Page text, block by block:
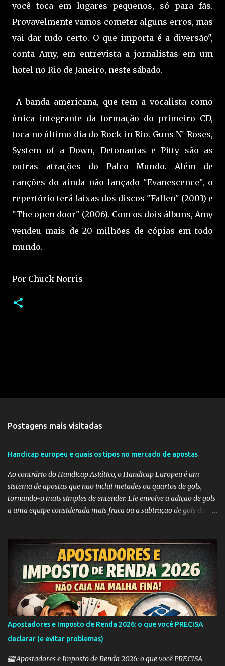
você toca em lugares pequenos, só para fãs.
Provavelmente vamos cometer alguns erros, mas
vai dar tudo certo. O que importa é a diversão",
conta Amy, em entrevista a jornalistas em um
hotel no Rio de Janeiro, neste sábado.
A banda americana, que tem a vocalista como
única integrante da formação do primeiro CD,
toca no último dia do Rock in Rio. Guns N' Roses,
System of a Down, Detonautas e Pitty são as
outras atrações do Palco Mundo. Além de
canções do ainda não lançado "Evanescence", o
repertório terá faixas dos discos "Fallen" (2003) e
"The open door" (2006). Com os dois álbuns, Amy
vendeu mais de 20 milhões de cópias em todo
mundo.
Por Chuck Norris
o
s
Postagens mais visitadas
Handicap europeu e quais os tipos no mercado de apostas
Ao contrário do Handicap Asiático, o Handicap Europeu é um
sistema de apostas que não inclui metades ou quartos de gols,
tornando-o mais simples de entender. Ele envolve a adição de gols
a uma equipe considerada mais fraca ou a subtração de gols da
tornando-os mais atraentes para os apostadores. Aqui estão
alguns dos tipos mais comuns de Handicap Europeu no mercado
de apostas: Handicap Europeu +1: Nesta aposta, uma equipe é
considerada com uma vantagem de 1 gol antes mesmo do início do
jogo. Isso significa que, se a equipe perder por um gol de diferença,
a aposta é vencedora. Se houver um empate ou se a equipe ganhar,
a aposta também é vencedora. Handicap Europeu +2: Semelhante
ao exemplo anterior, aqui a equipe recebe uma vantagem de 2
gols. Isso significa que a aposta é vencedora se a equipe perder por
uma diferença de até 2 gols. Se a equipe perder por 3 ou m...
Apostadores e Imposto de Renda 2026: o que você PRECISA
declarar (e evitar problemas)
🎰 Apostadores e Imposto de Renda 2026: o que você PRECISA